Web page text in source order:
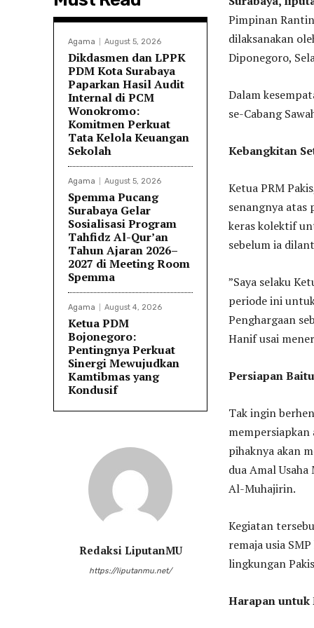
Agama August 5, 2026
Dikdasmen dan LPPK
PDM Kota Surabaya
Paparkan Hasil Audit
Internal di PCM
Wonokromo:
Komitmen Perkuat
Tata Kelola Keuangan
Sekolah
Agama August 5, 2026
Spemma Pucang
Surabaya Gelar
Sosialisasi Program
Tahfidz Al-Qur’an
Tahun Ajaran 2026–
2027 di Meeting Room
Spemma
Agama August 4, 2026
Ketua PDM
Bojonegoro:
Pentingnya Perkuat
Sinergi Mewujudkan
Kamtibmas yang
Kondusif
Redaksi LiputanMU
https://liputanmu.net/
Pimpinan
dilaksanakan
Diponegoro,
Dalam
se-Cabang
Kebangkitan
​Ketua PRM
senangnya atas
keras kolektif
sebelum ia
​”Saya selaku
periode ini
Penghargaan
Hanif usai
Persiapan
​Tak ingin
mempersiapkan
pihaknya akan
dua Amal
Al-Muhajirin.
​Kegiatan
remaja usia
lingkungan
Harapan untuk